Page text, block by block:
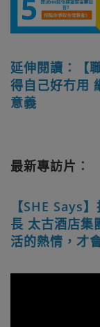
延伸閱讀：【
得自己好冇用
意義
最新專訪片︰
【SHE Says
長 太古酒店集
活的熱情，才